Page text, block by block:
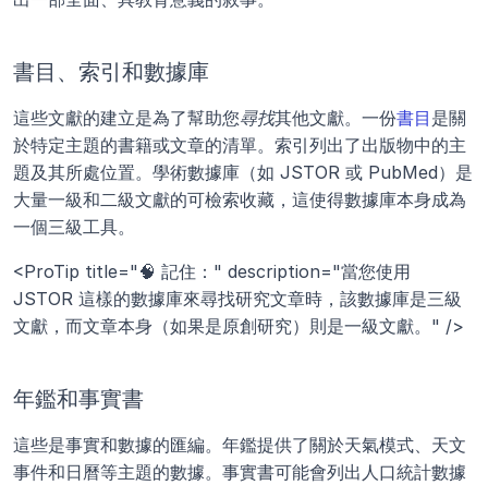
書目、索引和數據庫
這些文獻的建立是為了幫助您尋找其他文獻。一份書目 是關
於特定主題的書籍或文章的清單。索引列出了出版物中的主
題及其所處位置。學術數據庫（如 JSTOR 或 PubMed）是
大量一級和二級文獻的可檢索收藏，這使得數據庫本身成為
一個三級工具。
<ProTip title="🧠 記住：" description="當您使用
JSTOR 這樣的數據庫來尋找研究文章時，該數據庫是三級
文獻，而文章本身（如果是原創研究）則是一級文獻。" />
年鑑和事實書
這些是事實和數據的匯編。年鑑提供了關於天氣模式、天文
事件和日曆等主題的數據。事實書可能會列出人口統計數據